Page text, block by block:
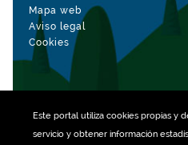
Este portal utiliza cookiespropias y
servicio y obtener información
Mapa web
Aviso legal
Cookies